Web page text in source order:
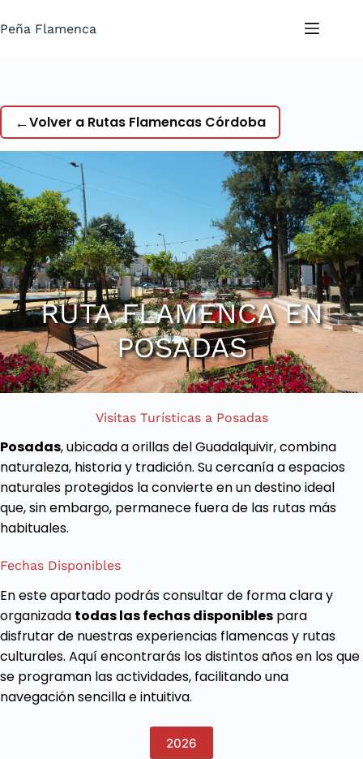
al
Peña Flamenca
←Volver a Rutas Flamencas Córdoba
RUTA FLAMENCA EN
POSADAS
Visitas Turísticas a Posadas
Posadas, ubicada a orillas del Guadalquivir, combina
naturaleza, historia y tradición. Su cercanía a espacios
naturales protegidos la convierte en un destino ideal
que, sin embargo, permanece fuera de las rutas más
habituales.
Fechas Disponibles
En este apartado podrás consultar de forma clara y
organizada todas las fechas disponibles para
disfrutar de nuestras experiencias flamencas y rutas
culturales. Aquí encontrarás los distintos años en los que
se programan las actividades, facilitando una
navegación sencilla e intuitiva.
2026